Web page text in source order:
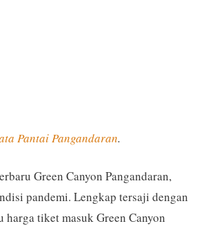
Pantai Pangandaran.
Green Canyon Pangandaran,
pandemi. Lengkap tersaji dengan
harga tiket masuk Green Canyon